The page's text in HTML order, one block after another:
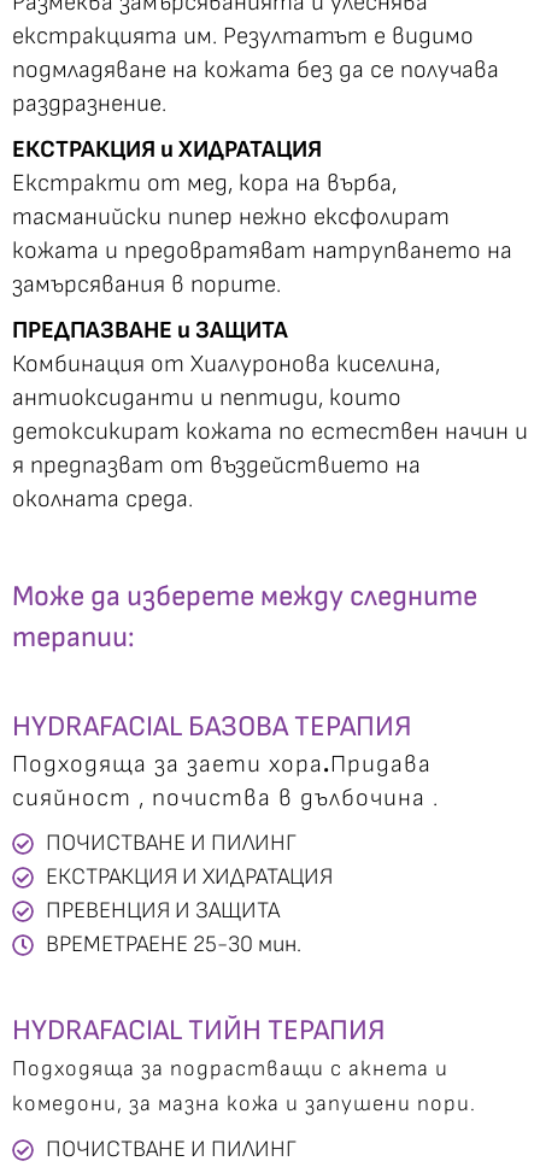
екстракцията им. Резултатът е видимо
подмладяване на кожата без да се получава
раздразнение.
ЕКСТРАКЦИЯ и ХИДРАТАЦИЯ
Екстракти от мед, кора на върба,
тасманийски пипер нежно ексфолират
кожата и предовратяват натрупването на
замърсявания в порите.
ПРЕДПАЗВАНЕ и ЗАЩИТА
Комбинация от Хиалуронова киселина,
антиоксиданти и пептиди, които
детоксикират кожата по естествен начин и
я предпазват от въздействието на
околната среда.
Може да изберете между следните
терапии:
HYDRAFACIAL ТИЙН ТЕРАПИЯ
Подходяща за подрастващи с акнета и
комедони, за мазна кожа и запушени пори.
ПОЧИСТВАНЕ И ПИЛИНГ
HYDRAFACIAL БАЗОВА ТЕРАПИЯ
Подходяща за заети хора.Придава
сияйност , почиства в дълбочина .
ПОЧИСТВАНЕ И ПИЛИНГ
ЕКСТРАКЦИЯ И ХИДРАТАЦИЯ
ПРЕВЕНЦИЯ И ЗАЩИТА
ВРЕМЕТРАЕНЕ 25-30 мин.